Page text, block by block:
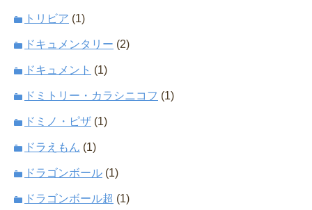
トリビア (1)
ドキュメンタリー (2)
ドキュメント (1)
ドミトリー・カラシニコフ (1)
ドミノ・ピザ (1)
ドラえもん (1)
ドラゴンボール (1)
ドラゴンボール超 (1)